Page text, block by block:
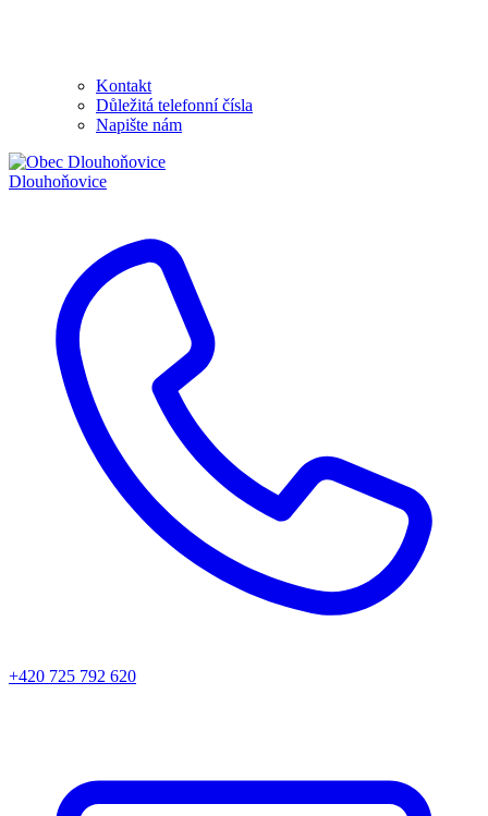
Kontakt
Důležitá telefonní čísla
Napište nám
Dlouhoňovice
+420 725 792 620